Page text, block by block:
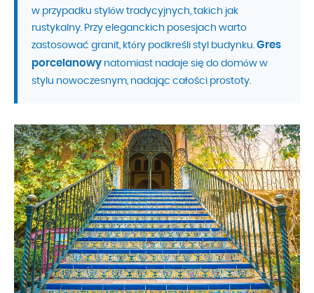
w przypadku stylów tradycyjnych, takich jak
rustykalny. Przy eleganckich posesjach warto
zastosować granit, który podkreśli styl budynku. Gres
porcelanowy natomiast nadaje się do domów w
stylu nowoczesnym, nadając całości prostoty.